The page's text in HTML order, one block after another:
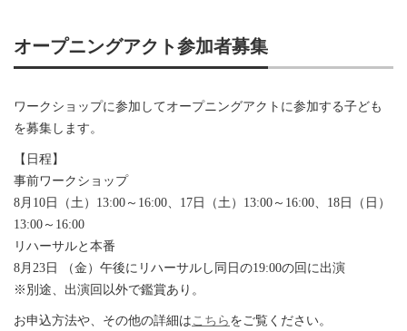
オープニングアクト参加者募集
ワークショップに参加してオープニングアクトに参加する子ども
を募集します。
【日程】
事前ワークショップ
8月10日（土）13:00～16:00、17日（土）13:00～16:00、18日（日）
13:00～16:00
リハーサルと本番
8月23日 （金）午後にリハーサルし同日の19:00の回に出演
※別途、出演回以外で鑑賞あり。
お申込方法や、その他の詳細は こちら をご覧ください。